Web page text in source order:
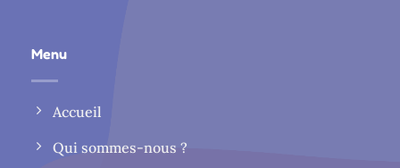
Menu
Accueil
Qui sommes-nous ?